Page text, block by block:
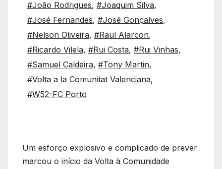
#João Rodrigues, #Joaquim Silva,
#José Fernandes, #José Gonçalves,
#Nelson Oliveira, #Raul Alarcon,
#Ricardo Vilela, #Rui Costa, #Rui Vinhas,
#Samuel Caldeira, #Tony Martin,
#Volta a la Comunitat Valenciana,
#W52-FC Porto
Um esforço explosivo e complicado de prever
marcou o início da Volta à Comunidade